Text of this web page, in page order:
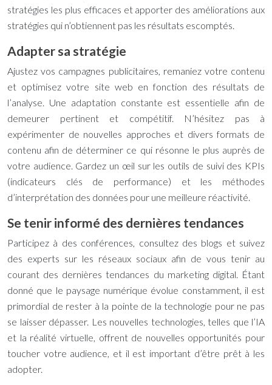
stratégies les plus efficaces et apporter des améliorations aux
stratégies qui n’obtiennent pas les résultats escomptés.
Adapter sa stratégie
Ajustez vos campagnes publicitaires, remaniez votre contenu
et optimisez votre site web en fonction des résultats de
l’analyse. Une adaptation constante est essentielle afin de
demeurer pertinent et compétitif. N’hésitez pas à
expérimenter de nouvelles approches et divers formats de
contenu afin de déterminer ce qui résonne le plus auprès de
votre audience. Gardez un œil sur les outils de suivi des KPIs
(indicateurs clés de performance) et les méthodes
d’interprétation des données pour une meilleure réactivité.
Se tenir informé des dernières tendances
Participez à des conférences, consultez des blogs et suivez
des experts sur les réseaux sociaux afin de vous tenir au
courant des dernières tendances du marketing digital. Étant
donné que le paysage numérique évolue constamment, il est
primordial de rester à la pointe de la technologie pour ne pas
se laisser dépasser. Les nouvelles technologies, telles que l’IA
et la réalité virtuelle, offrent de nouvelles opportunités pour
toucher votre audience, et il est important d’être prêt à les
adopter.